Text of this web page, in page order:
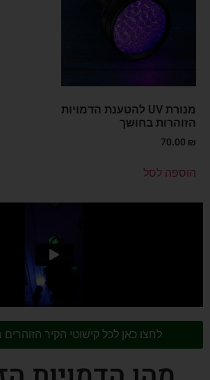
מנורת UV להטענת הדמויות
הזוהרות בחושך
70.00 ₪
הוספה לסל
לחצו כאן לכל קישוטי הקיר